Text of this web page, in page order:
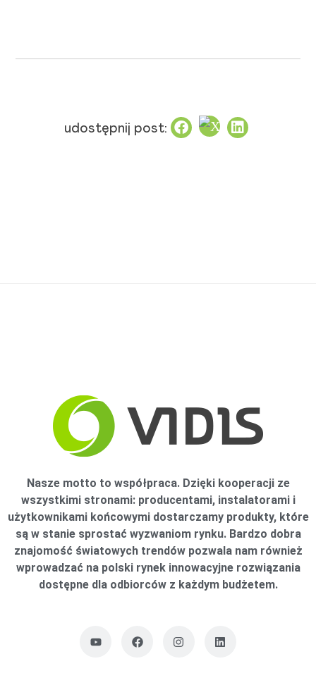
udostępnij post:
Nasze motto to współpraca. Dzięki kooperacji ze
wszystkimi stronami: producentami, instalatorami i
użytkownikami końcowymi dostarczamy produkty, które
są w stanie sprostać wyzwaniom rynku. Bardzo dobra
znajomość światowych trendów pozwala nam również
wprowadzać na polski rynek innowacyjne rozwiązania
dostępne dla odbiorców z każdym budżetem.